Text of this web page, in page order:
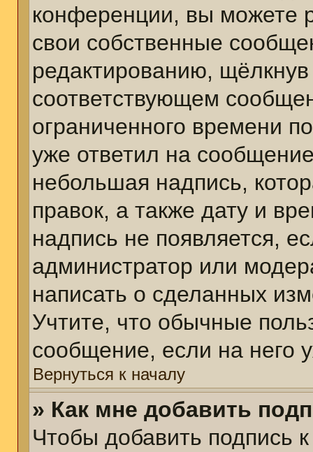
конференции, вы можете
свои собственные
редактированию,
соответствующем
ограниченного времени
уже ответил на
небольшая надпись,
правок, а также дату и
надпись не появляется,
администратор или
написать о сделанных
Учтите, что обычные
сообщение, если на него
Вернуться к началу
» Как мне добавить
Чтобы добавить